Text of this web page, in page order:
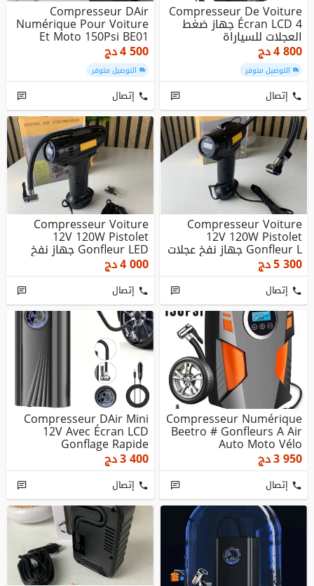
Compresseur De Voiture
Écran LCD 4 جهاز ضغط
العجلات للسياراة
4 800دج
التوصيل متوفر
إتصال
Compresseur DAir
Numérique Pour Voiture
Et Moto 150Psi BE01
4 500دج
التوصيل متوفر
إتصال
Compresseur Voiture
12V 120W Pistolet
Gonfleur L جهاز نفخ عجلات
محمول
5 300دج
إتصال
Compresseur Voiture
12V 120W Pistolet
Gonfleur LED جهاز نفخ
عجلات مح...
4 000دج
إتصال
Compresseur Numérique
Beetro # Gonfleurs A Air
Auto Moto Vélo
3 950دج
إتصال
Compresseur DAir Mini
12V Avec Écran LCD
Gonflage Rapide
3 400دج
إتصال